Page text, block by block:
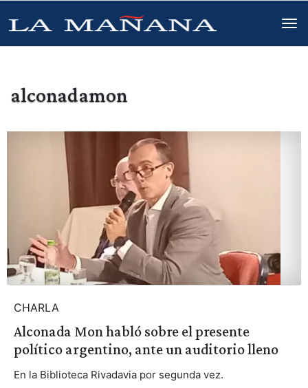
alconadamon
CHARLA
Alconada Mon habló sobre el presente
político argentino, ante un auditorio lleno
En la Biblioteca Rivadavia por segunda vez.